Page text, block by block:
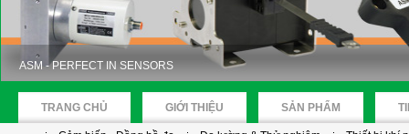
ASM - PERFECT IN SENSORS
TRANG CHỦ GIỚI THIỆU SẢN PHẨM